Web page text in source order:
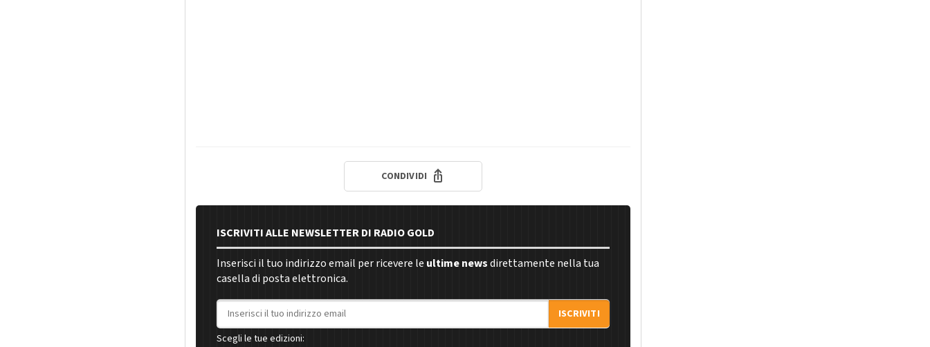
CONDIVIDI
ISCRIVITI ALLE NEWSLETTER DI RADIO GOLD
Inserisci il tuo indirizzo email per ricevere le ultime newsdirettamente nella tua
casella di posta elettronica.
Indirizzo email
ISCRIVITI
Scegli le tue edizioni: